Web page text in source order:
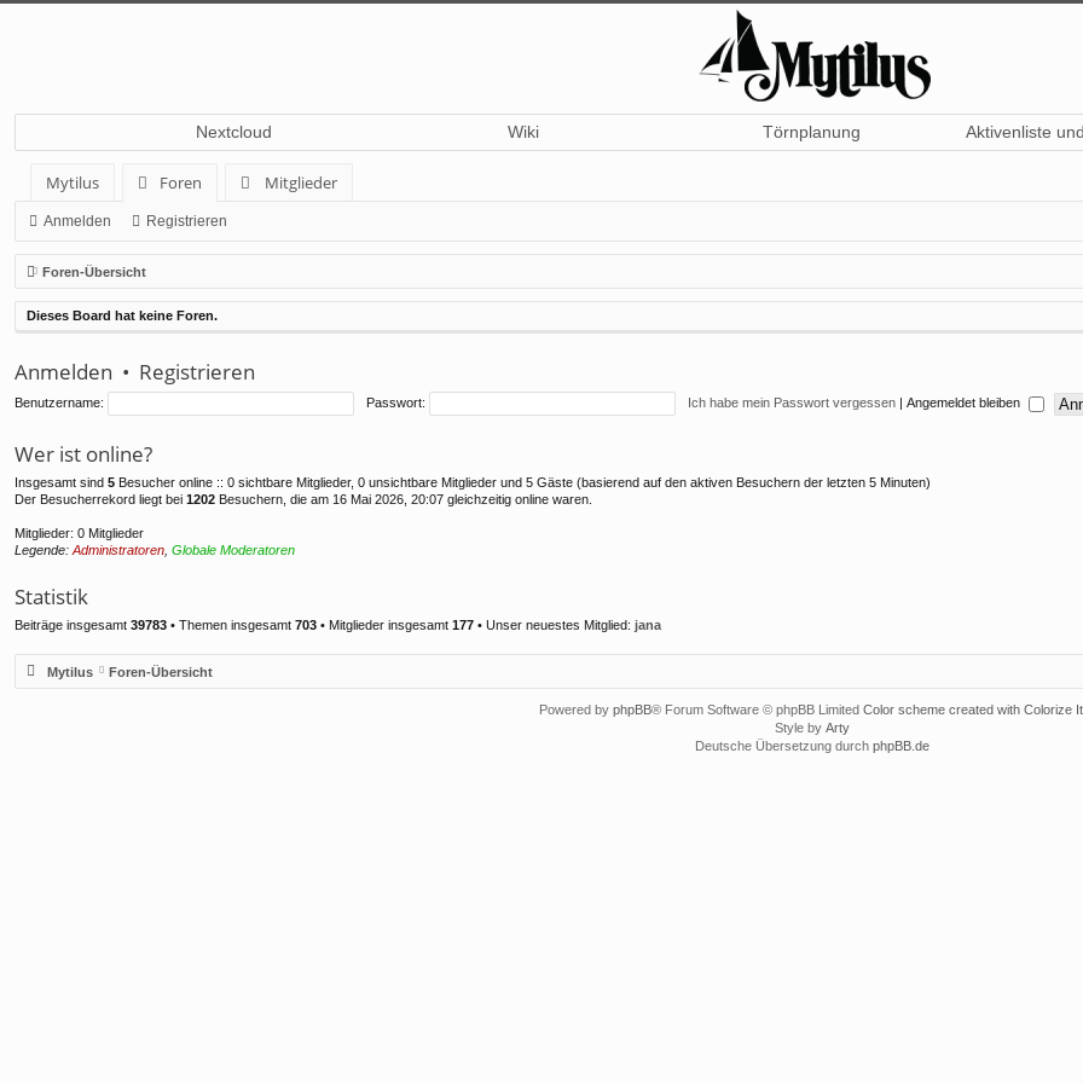
Nextcloud Wiki Törnplanung Aktivenliste
Mytilus Foren
Mitglieder
Anmelden Registrieren
Foren-Übersicht
Dieses Board hat keine Foren.
Anmelden • Registrieren
Benutzername: Passwort: Ich habe mein Passwort vergessen | Angemeldet bleiben
Wer ist online?
Insgesamt sind 5 Besucher online :: 0 sichtbare Mitglieder, 0 unsichtbare Mitglieder und 5 Gäste (basierend auf den aktiven Besuchern der letzten 5 Minuten)
Der Besucherrekord liegt bei 1202 Besuchern, die am 16 Mai 2026, 20:07 gleichzeitig online waren.
Mitglieder: 0 Mitglieder
Legende: Administratoren Globale Moderatoren
Statistik
Beiträge insgesamt 39783 • Themen insgesamt 703 • Mitglieder insgesamt 177 • Unser neuestes Mitglied: jana
Mytilus Foren-Übersicht
Powered by phpBB® Forum Software © phpBB Limited Color scheme created with Colorize It.
Style by Arty
Deutsche Übersetzung durch phpBB.de